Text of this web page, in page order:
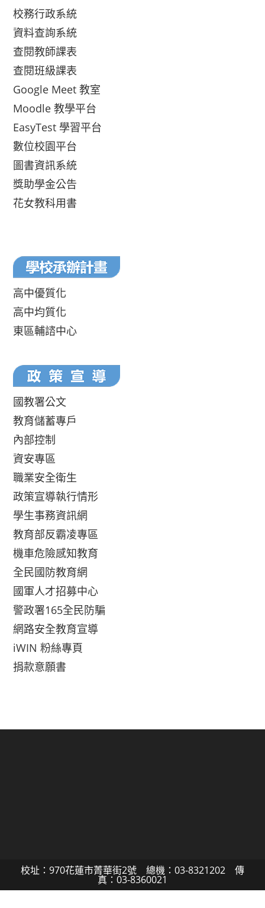
校務行政系統
資料查詢系統
查閱教師課表
查閱班級課表
Google Meet 教室
Moodle 教學平台
EasyTest 學習平台
數位校園平台
圖書資訊系統
獎助學金公告
花女教科用書
高中優質化
高中均質化
東區輔諮中心
國教署公文
教育儲蓄專戶
內部控制
資安專區
職業安全衛生
政策宣導執行情形
學生事務資訊網
教育部反霸凌專區
機車危險感知教育
全民國防教育網
國軍人才招募中心
警政署165全民防騙
網路安全教育宣導
iWIN 粉絲專頁
捐款意願書
校址：970花蓮市菁華街2號 總機：03-8321202 傳
真：03-8360021